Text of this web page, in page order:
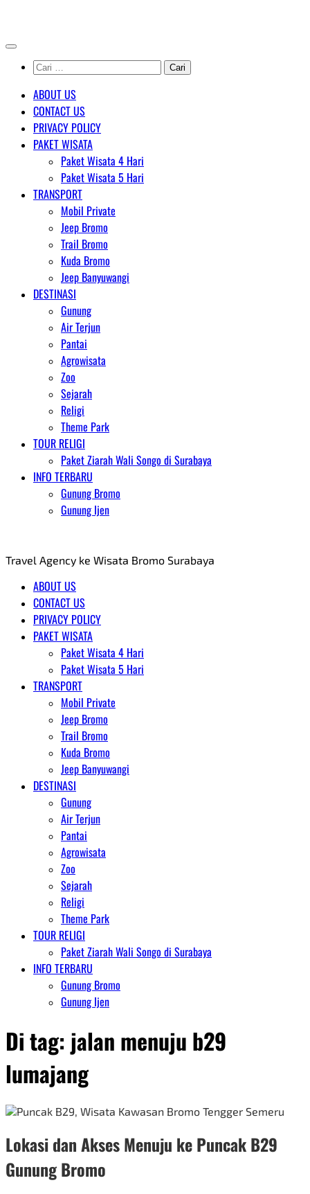
content
Cari
untuk:
ABOUT US
CONTACT US
PRIVACY POLICY
PAKET WISATA
Paket Wisata 4 Hari
Paket Wisata 5 Hari
TRANSPORT
Mobil Private
Jeep Bromo
Trail Bromo
Kuda Bromo
Jeep Banyuwangi
DESTINASI
Gunung
Air Terjun
Pantai
Agrowisata
Zoo
Sejarah
Religi
Theme Park
TOUR RELIGI
Paket Ziarah Wali Songo di Surabaya
INFO TERBARU
Gunung Bromo
Gunung Ijen
Travel Agency ke Wisata Bromo Surabaya
ABOUT US
CONTACT US
PRIVACY POLICY
PAKET WISATA
Paket Wisata 4 Hari
Paket Wisata 5 Hari
TRANSPORT
Mobil Private
Jeep Bromo
Trail Bromo
Kuda Bromo
Jeep Banyuwangi
DESTINASI
Gunung
Air Terjun
Pantai
Agrowisata
Zoo
Sejarah
Religi
Theme Park
TOUR RELIGI
Paket Ziarah Wali Songo di Surabaya
INFO TERBARU
Gunung Bromo
Gunung Ijen
Di tag: jalan menuju b29
lumajang
Lokasi dan Akses Menuju ke Puncak B29
Gunung Bromo